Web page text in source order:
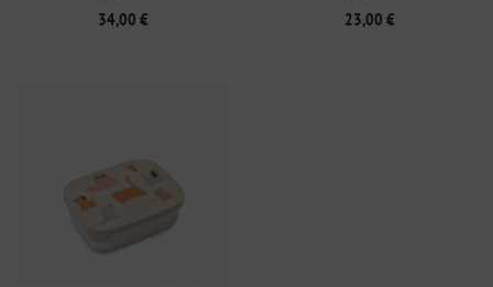
34,00 € 23,00 €